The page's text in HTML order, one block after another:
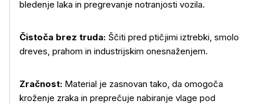
Več o izdelku
bledenje laka in pregrevanje notranjosti vozila.
Čistoča brez truda: Ščiti pred ptičjimi iztrebki, smolo
dreves, prahom in industrijskim onesnaženjem.
Zračnost: Material je zasnovan tako, da omogoča
kroženje zraka in preprečuje nabiranje vlage pod